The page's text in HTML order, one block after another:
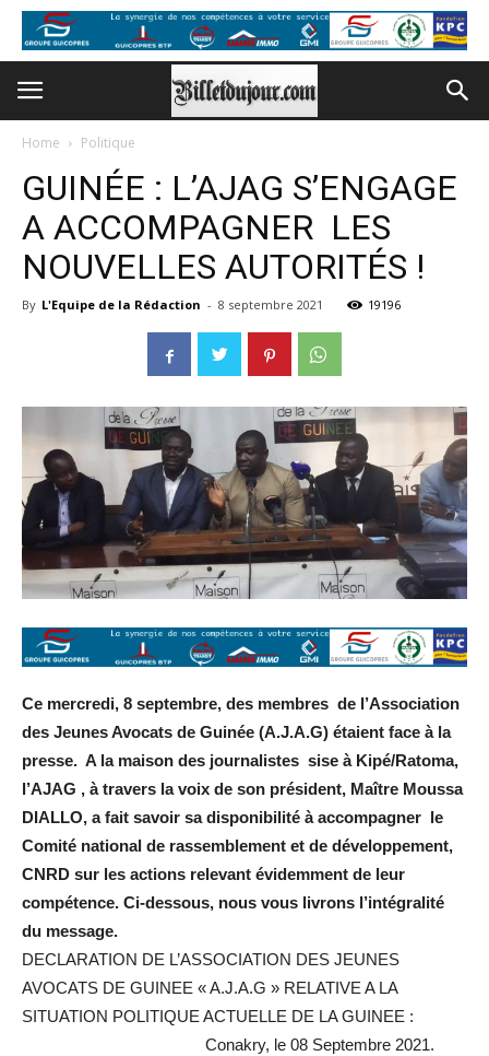
Home Politique
GUINÉE : L’AJAG S’ENGAGE
A ACCOMPAGNER LES
NOUVELLES AUTORITÉS !
By L'Equipe de la Rédaction - 8 septembre 2021 19196
Ce mercredi, 8 septembre, des membres de l’Association
des Jeunes Avocats de Guinée (A.J.A.G) étaient face à la
presse. A la maison des journalistes sise à Kipé/Ratoma,
l’AJAG , à travers la voix de son président, Maître Moussa
DIALLO, a fait savoir sa disponibilité à accompagner le
Comité national de rassemblement et de développement,
CNRD sur les actions relevant évidemment de leur
compétence. Ci-dessous, nous vous livrons l’intégralité
du message.
DECLARATION DE L’ASSOCIATION DES JEUNES
AVOCATS DE GUINEE « A.J.A.G » RELATIVE A LA
SITUATION POLITIQUE ACTUELLE DE LA GUINEE :
Conakry, le 08 Septembre 2021.